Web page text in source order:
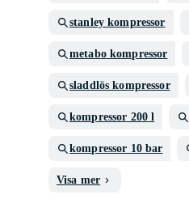
stanley kompressor
metabo kompressor
sladdlös kompressor
kompressor 200 l
kompressor 10 bar
Visa mer